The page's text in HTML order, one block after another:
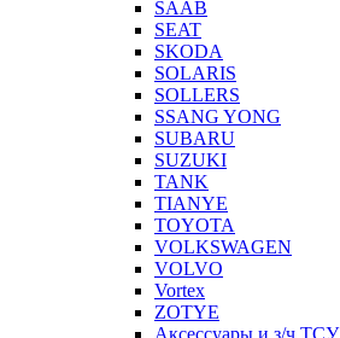
SAAB
SEAT
SKODA
SOLARIS
SOLLERS
SSANG YONG
SUBARU
SUZUKI
TANK
TIANYE
TOYOTA
VOLKSWAGEN
VOLVO
Vortex
ZOTYE
Аксессуары и з/ч ТСУ